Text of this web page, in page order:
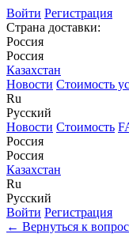
Войти Регистрация
Страна доставки:
Россия
Россия
Казахстан
Новости Стоимость
Ru
Русский
Новости Стоимость
Россия
Россия
Казахстан
Ru
Русский
Войти Регистрация
← Вернуться к